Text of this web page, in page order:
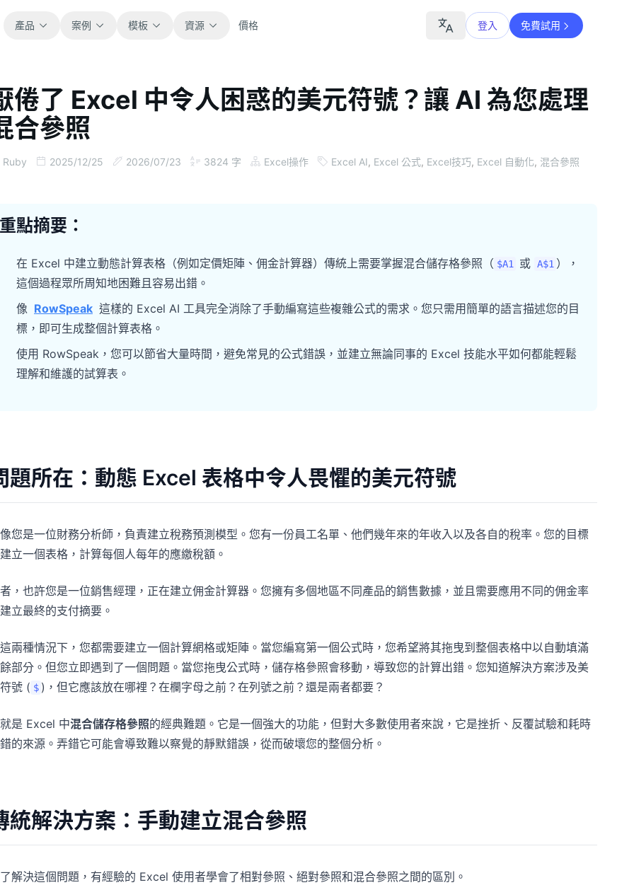
產品 案例 模板
全部
瀏覽全部可直接使用的試算表模板。
財務
用於追蹤流程、協作、規劃與執行。
銷售
支援銷售管道、目標、預測與營收追蹤。
專案
分析
資源
部落格
指南
提示詞庫
用於分析、報表與清理的實用提示詞。
社群
快速入門
價格 登入 免費試用
倦了 Excel 中令人困惑的美元符號？讓 AI 為您處理
合參照
Ruby 2025/12/25 2026/07/23 3824 字 Excel操作 Excel AI, Excel 公式, Excel技巧, Excel 自動化, 混合參照
重點摘要：
在 Excel 中建立動態計算表格（例如定價矩陣、佣金計算器）傳統上需要掌握混合儲存格參照（ $A1 或 A$1 ），
這個過程眾所周知地困難且容易出錯。
像 RowSpeak 這樣的 Excel AI 工具完全消除了手動編寫這些複雜公式的需求。您只需用簡單的語言描述您的目
標，即可生成整個計算表格。
使用 RowSpeak，您可以節省大量時間，避免常見的公式錯誤，並建立無論同事的 Excel 技能水平如何都能輕鬆
理解和維護的試算表。
題所在：動態 Excel 表格中令人畏懼的美元符號
您是一位財務分析師，負責建立稅務預測模型。您有一份員工名單、他們幾年來的年收入以及各自的稅率。您的目標
立一個表格，計算每個人每年的應繳稅額。
，也許您是一位銷售經理，正在建立佣金計算器。您擁有多個地區不同產品的銷售數據，並且需要應用不同的佣金率
立最終的支付摘要。
兩種情況下，您都需要建立一個計算網格或矩陣。當您編寫第一個公式時，您希望將其拖曳到整個表格中以自動填滿
部分。但您立即遇到了一個問題。當您拖曳公式時，儲存格參照會移動，導致您的計算出錯。您知道解決方案涉及美
號 ( $ )，但它應該放在哪裡？在欄字母之前？在列號之前？還是兩者都要？
是 Excel 中混合儲存格參照的經典難題。它是一個強大的功能，但對大多數使用者來說，它是挫折、反覆試驗和耗時
的來源。弄錯它可能會導致難以察覺的靜默錯誤，從而破壞您的整個分析。
統解決方案：手動建立混合參照
解決這個問題，有經驗的 Excel 使用者學會了相對參照、絕對參照和混合參照之間的區別。